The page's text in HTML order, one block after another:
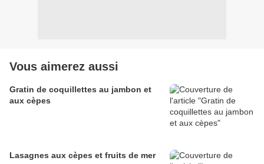
Vous aimerez aussi
Gratin de coquillettes au jambon et
aux cèpes
Lasagnes aux cèpes et fruits de mer